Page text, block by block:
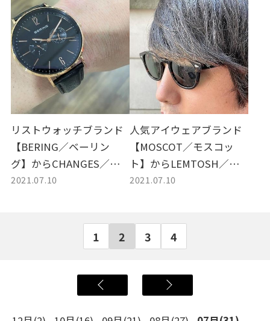
トシャツ買取しました。 マウンテンライトデニム
ジャケット買取しまし
た。
リストウォッチブランド
【BERING／ベーリン
グ】からCHANGES／チ
ェンジズ買取しました。
2021.07.10
人気アイウェアブランド
【MOSCOT／モスコッ
ト】からLEMTOSH／レ
ムトッシュ サングラス買
2021.07.10
1 2 3 4